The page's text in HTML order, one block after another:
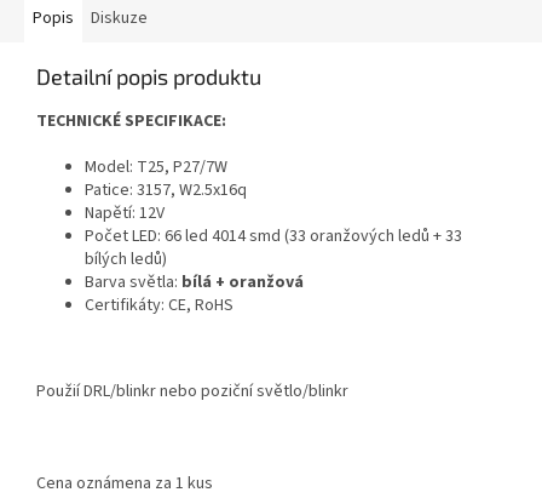
Popis Diskuze
Detailní popis produktu
TECHNICKÉ SPECIFIKACE:
Model: T25, P27/7W
Patice: 3157, W2.5x16q
Napětí: 12V
Počet LED: 66 led 4014 smd (33 oranžových ledů + 33
bílých ledů)
Barva světla: bílá + oranžová
Certifikáty: CE, RoHS
Použií DRL/blinkr nebo poziční světlo/blinkr
Cena oznámena za 1 kus